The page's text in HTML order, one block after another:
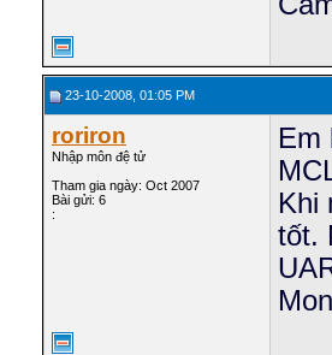
23-10-2008, 01:05 PM
roriron
Nhập môn đệ tử
Tham gia ngày: Oct 2007
Bài gửi: 6
:
Em
Khi
tốt.